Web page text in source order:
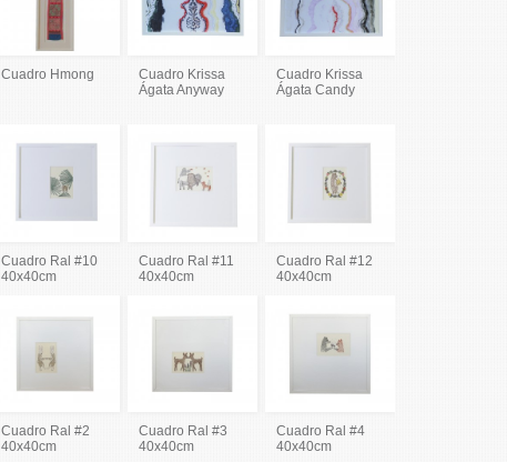
Cuadro Hmong
Cuadro Krissa
Ágata Anyway
Cuadro Krissa
Ágata Candy
Cuadro Ral #10
40x40cm
Cuadro Ral #11
40x40cm
Cuadro Ral #12
40x40cm
Cuadro Ral #2
40x40cm
Cuadro Ral #3
40x40cm
Cuadro Ral #4
40x40cm